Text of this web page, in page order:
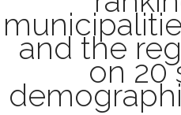
and the
on 20